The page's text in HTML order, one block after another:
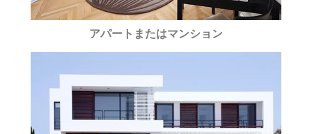
アパートまたはマンション